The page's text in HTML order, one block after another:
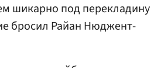
шикарно под перекладину
бросил Райан Нюджент-